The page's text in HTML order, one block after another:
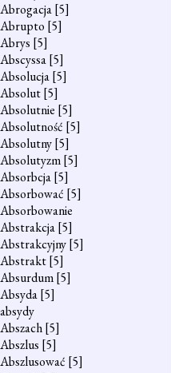
Abrogacja[5]
Abrupto [5]
Abrys [5]
Abscyssa[5]
Absolucja[5]
Absolut[5]
Absolutnie [5]
Absolutność [5]
Absolutny[5]
Absolutyzm[5]
Absorbcja[5]
Absorbować [5]
Absorbowanie
Abstrakcja[5]
Abstrakcyjny[5]
Abstrakt[5]
Absurdum[5]
Absyda[5]
absydy
Abszach[5]
Abszlus [5]
Abszlusować [5]